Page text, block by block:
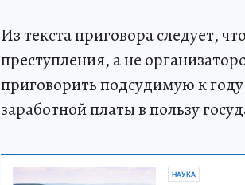
Из текста приговора следует,
преступления, а не
приговорить подсудимую к
заработной платы в пользу
НАУКА